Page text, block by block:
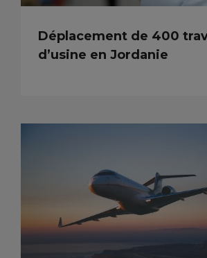
Déplacement de 400
d’usine en Jordanie